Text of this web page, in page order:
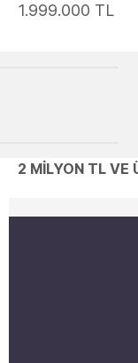
1.999.000 TL
2 MİLYON TL VE